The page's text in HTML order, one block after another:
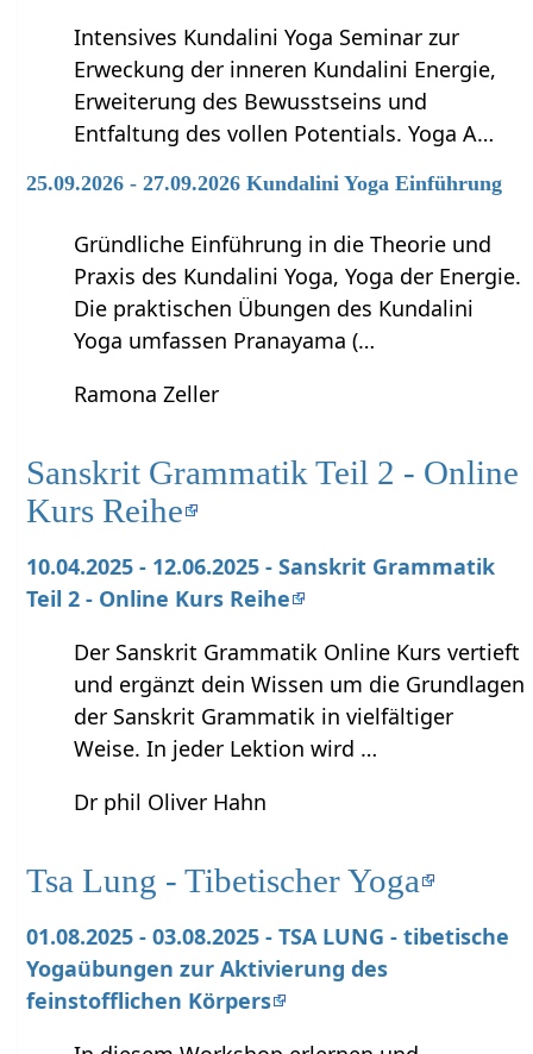
Intensives Kundalini Yoga Seminar zur
Erweckung der inneren Kundalini Energie,
Erweiterung des Bewusstseins und
Entfaltung des vollen Potentials. Yoga A…
25.09.2026 - 27.09.2026 Kundalini Yoga Einführung
Gründliche Einführung in die Theorie und
Praxis des Kundalini Yoga, Yoga der Energie.
Die praktischen Übungen des Kundalini
Yoga umfassen Pranayama (…
Ramona Zeller
Sanskrit Grammatik Teil 2 - Online
Kurs Reihe
10.04.2025 - 12.06.2025 - Sanskrit Grammatik
Teil 2 - Online Kurs Reihe
Der Sanskrit Grammatik Online Kurs vertieft
und ergänzt dein Wissen um die Grundlagen
der Sanskrit Grammatik in vielfältiger
Weise. In jeder Lektion wird …
Dr phil Oliver Hahn
Tsa Lung - Tibetischer Yoga
01.08.2025 - 03.08.2025 - TSA LUNG - tibetische
Yogaübungen zur Aktivierung des
feinstofflichen Körpers